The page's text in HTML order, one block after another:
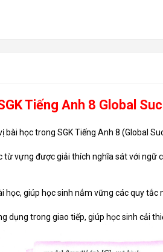
Tiếng Anh 8 Global
học trong SGK Tiếng Anh 8 (Global
vựng được giải thích nghĩa sát với ngữ
giúp học sinh nắm vững các quy
trong giao tiếp, giúp học sinh cải